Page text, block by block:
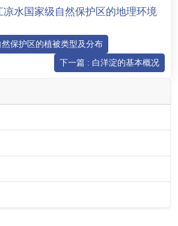
凉水国家级自然保护区的地理环境
然保护区的植被类型及分布
下一篇 : 白洋淀的基本概况